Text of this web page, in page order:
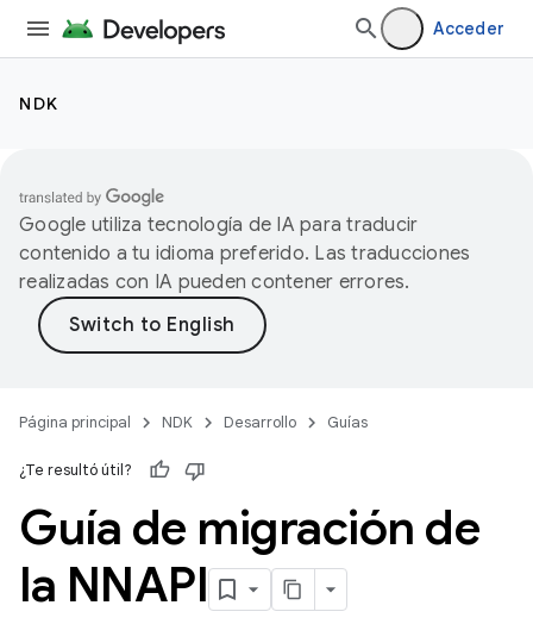
Acceder
NDK
Google utiliza tecnología de IA para traducir
contenido a tu idioma preferido. Las traducciones
realizadas con IA pueden contener errores.
Página principal NDK Desarrollo Guías
¿Te resultó útil?
Guía de migración de
la NNAPI